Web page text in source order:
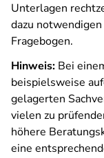
Unterlagen
dazu
Fragebogen.
Hinweis: Bei
beispielsweise
gelagerten
vielen zu
höhere
eine